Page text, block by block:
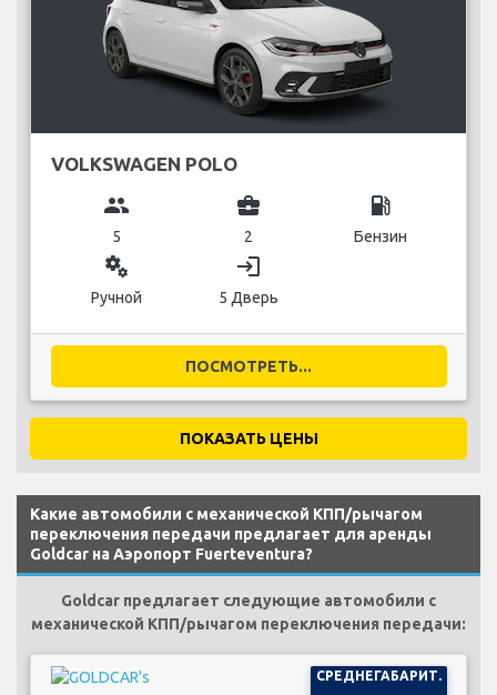
VOLKSWAGEN POLO
group
5
business_center
2
local_gas_station
Бензин
miscellaneous_services
Ручной
login
5 Дверь
ПОСМОТРЕТЬ...
ПОКАЗАТЬ ЦЕНЫ
Какие автомобили с механической КПП/рычагом
переключения передачи предлагает для аренды
Goldcar на Аэропорт Fuerteventura?
Goldcar предлагает следующие автомобили с
механической КПП/рычагом переключения передачи:
СРЕДНЕГАБАРИТ.